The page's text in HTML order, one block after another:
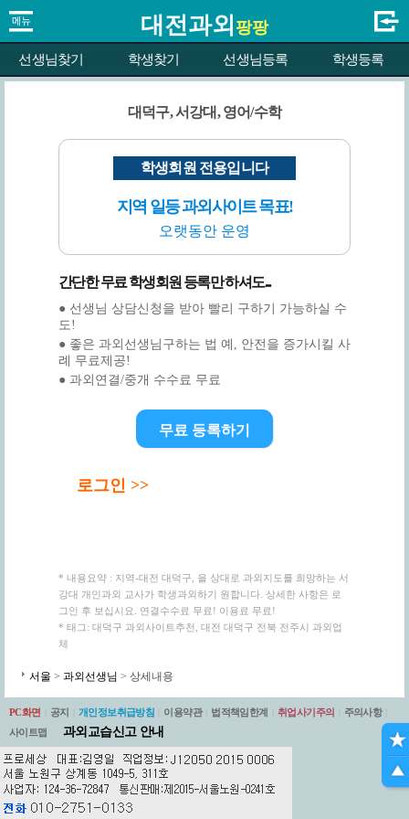
대전과외 팡팡
선생님찾기 학생찾기 선생님등록 학생등록
대덕구, 서강대, 영어/수학
학생회원 전용입니다
지역 일등 과외사이트 목표!
오랫동안 운영
간단한 무료 학생회원 등록만 하셔도...
● 선생님 상담신청을 받아 빨리 구하기 가능하실 수
도!
● 좋은 과외선생님구하는 법 예, 안전을 증가시킬 사
례 무료제공!
● 과외연결/중개 수수료 무료
무료 등록하기
로그인 >>
* 내용요약 : 지역-대전 대덕구, 을 상대로 과외지도를 희망하는 서
강대 개인과외 교사가 학생과외하기 원합니다. 상세한 사항은 로
그인 후 보십시요. 연결수수료 무료! 이용료 무료!
* 태그: 대덕구 과외사이트추천, 대전 대덕구 전북 전주시 과외업
체
서울 > 과외선생님 > 상세내용
PC화면 공지 개인정보취급방침 이용약관 법적책임한계 취업사기주의 주의사항
사이트맵
과외교습신고 안내